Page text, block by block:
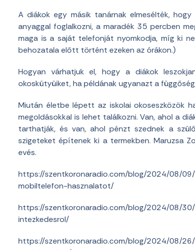
A diákok egy másik tanárnak elmesélték,
anyaggal foglalkozni, a maradék 35 percben
maga is a saját telefonját nyomkodja, míg ki
behozatala előtt történt ezeken az órákon.)
Hogyan várhatjuk el, hogy a diákok
okoskütyüiket, ha példának ugyanazt a
Miután életbe lépett az iskolai okoseszközök
megoldásokkal is lehet találkozni. Van, ahol a
tarthatják, és van, ahol pénzt szednek a
szigeteket építenek ki a termekben. Maruzsa
evés.
https://szentkoronaradio.com/blog/2024/08/
mobiltelefon-hasznalatot/
https://szentkoronaradio.com/blog/2024/08/
intezkedesrol/
https://szentkoronaradio.com/blog/2024/08/